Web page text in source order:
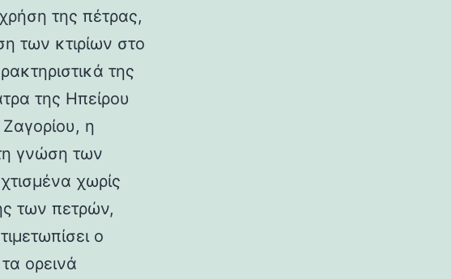
της πέτρας,
των κτιρίων στο
της
της Ηπείρου
η
γνώση των
χωρίς
των πετρών,
ο
ορεινά